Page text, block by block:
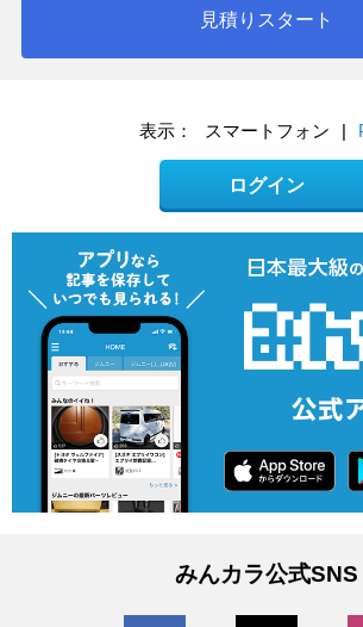
見積りスタート
表示： スマートフォン |
ログイン
みんカラ公式SNS